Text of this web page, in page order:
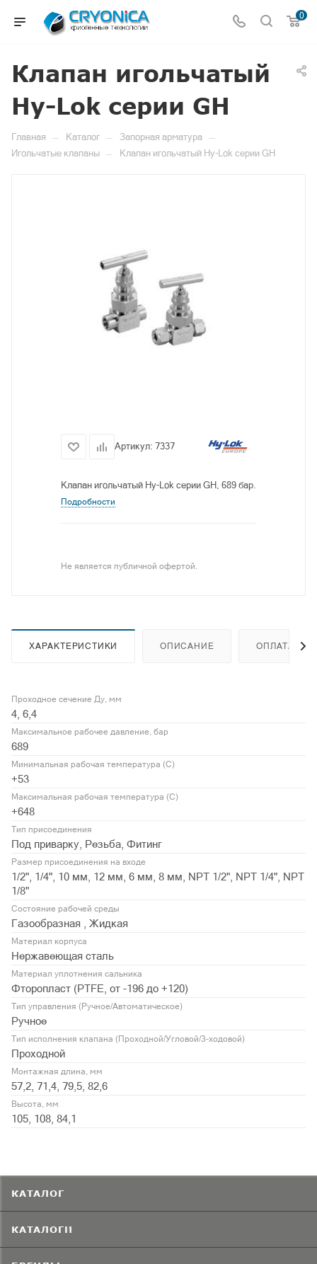
0
Клапан игольчатый
Hy-Lok серии GH
Главная — Каталог — Запорная арматура —
Игольчатые клапаны — Клапан игольчатый Hy-Lok серии GH
Артикул: 7337
Клапан игольчатый Hy-Lok серии GH, 689 бар.
Подробности
Не является публичной офертой.
ХАРАКТЕРИСТИКИ ОПИСАНИЕ ОПЛАТА
Проходное сечение Ду, мм
4, 6,4
Максимальное рабочее давление, бар
689
Минимальная рабочая температура (С)
+53
Максимальная рабочая температура (С)
+648
Тип присоединения
Под приварку, Резьба, Фитинг
Размер присоединения на входе
1/2", 1/4", 10 мм, 12 мм, 6 мм, 8 мм, NPT 1/2", NPT 1/4", NPT
1/8"
Состояние рабочей среды
Газообразная , Жидкая
Материал корпуса
Нержавеющая сталь
Материал уплотнения сальника
Фторопласт (PTFE, от -196 до +120)
Тип управления (Ручное/Автоматическое)
Ручное
Тип исполнения клапана (Проходной/Угловой/3-ходовой)
Проходной
Монтажная длина, мм
57,2, 71,4, 79,5, 82,6
Высота, мм
105, 108, 84,1
КАТАЛОГ
КАТАЛОГИ